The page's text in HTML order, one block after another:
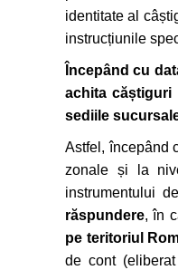
identitate al
instrucțiunile
Începând cu
achita căștiguri
sediile
Astfel, începând
zonale și la
instrumentului
răspundere, în
pe teritoriul
de cont